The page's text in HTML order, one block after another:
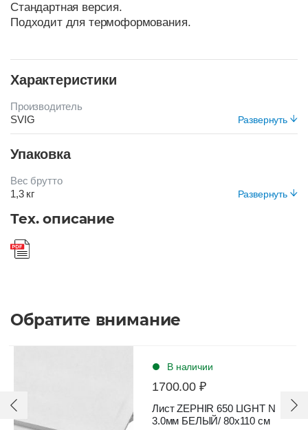
Стандартная версия.
Подходит для термоформования.
Характеристики
Развернуть
Производитель
SVIG
КОРИЧНЕВЫЙ
Упаковка
Развернуть
Вес брутто
1,3 кг
Тех. описание
Обратите внимание
В наличии
1700.00 ₽
Лист ZEPHIR 650 LIGHT N
3.0мм БЕЛЫЙ/ 80х110 см